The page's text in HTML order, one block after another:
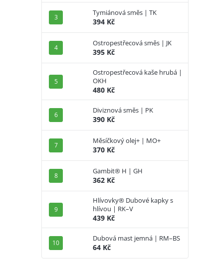
Tymiánová směs | TK
394 Kč
Ostropestřecová směs | JK
395 Kč
Ostropestřecová kaše hrubá |
OKH
480 Kč
Diviznová směs | PK
390 Kč
Měsíčkový olej+ | MO+
370 Kč
Gambit® H | GH
362 Kč
Hlívovky® Dubové kapky s
hlívou | RK–V
439 Kč
Dubová mast jemná | RM–BS
64 Kč